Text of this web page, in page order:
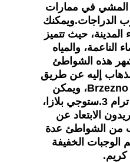
في ممارات
الدراجات.ويمكنك
حيث تتميز
الناعمة، والمياه
هذه الشواطئ
إليه عن طريق
ترام 6 أو 8.شاطىء Brzezno، ويمكن
الوصول إلبه باستخدام ترام 3.ستوجي بلازا،
الابتعاد عن
من الشواطئ عدة
الوجبات الخفيفة
كريم.